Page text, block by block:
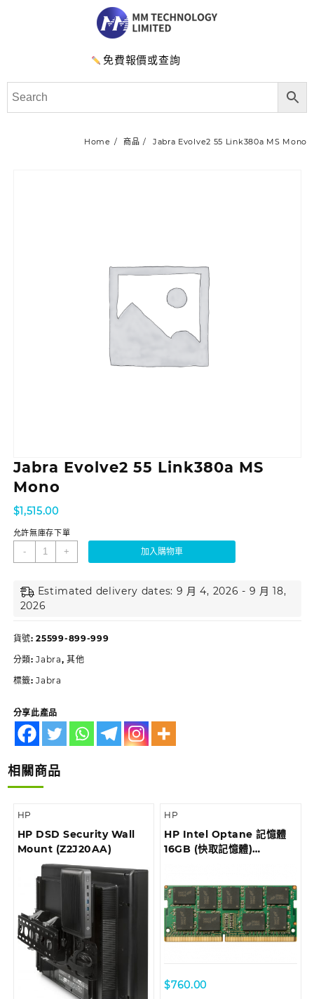
免費報價或查詢
Home 商品 Jabra Evolve2 55 Link380a MS Mono
Jabra Evolve2 55 Link380a MS
Mono
$1,515.00
允許無庫存下單
- + 加入購物車
Estimated delivery dates: 9 月 4, 2026 - 9 月 18,
2026
貨號:25599-899-999
分類:Jabra,其他
標籤:Jabra
分享此產品
相關商品
HP
HP DSD Security Wall
Mount (Z2J20AA)
HP
HP Intel Optane 記憶體
16GB (快取記憶體)
$760.00